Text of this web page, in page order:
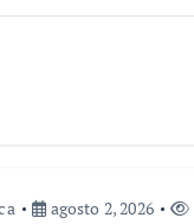
agosto 2, 2026